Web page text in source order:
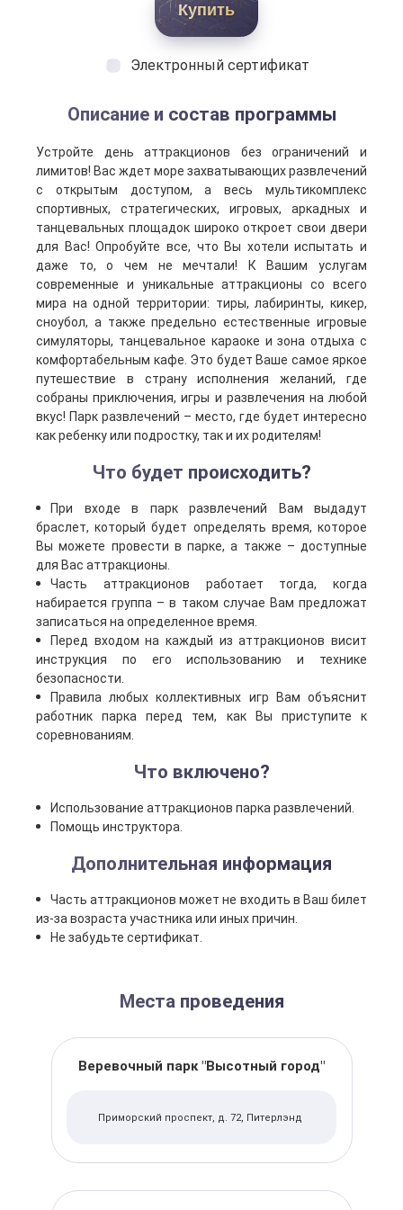
Купить
Электронный сертификат
Описание и состав программы
Устройте день аттракционов без ограничений и
лимитов! Вас ждет море захватывающих развлечений
с открытым доступом, а весь мультикомплекс
спортивных, стратегических, игровых, аркадных и
танцевальных площадок широко откроет свои двери
для Вас! Опробуйте все, что Вы хотели испытать и
даже то, о чем не мечтали! К Вашим услугам
современные и уникальные аттракционы со всего
мира на одной территории: тиры, лабиринты, кикер,
сноубол, а также предельно естественные игровые
симуляторы, танцевальное караоке и зона отдыха с
комфортабельным кафе. Это будет Ваше самое яркое
путешествие в страну исполнения желаний, где
собраны приключения, игры и развлечения на любой
вкус! Парк развлечений – место, где будет интересно
как ребенку или подростку, так и их родителям!
Что будет происходить?
При входе в парк развлечений Вам выдадут
браслет, который будет определять время, которое
Вы можете провести в парке, а также – доступные
для Вас аттракционы.
Часть аттракционов работает тогда, когда
набирается группа – в таком случае Вам предложат
записаться на определенное время.
Перед входом на каждый из аттракционов висит
инструкция по его использованию и технике
безопасности.
Правила любых коллективных игр Вам объяснит
работник парка перед тем, как Вы приступите к
соревнованиям.
Что включено?
Использование аттракционов парка развлечений.
Помощь инструктора.
Дополнительная информация
Часть аттракционов может не входить в Ваш билет
из-за возраста участника или иных причин.
Не забудьте сертификат.
Места проведения
Веревочный парк "Высотный город"
Приморский проспект, д. 72, Питерлэнд